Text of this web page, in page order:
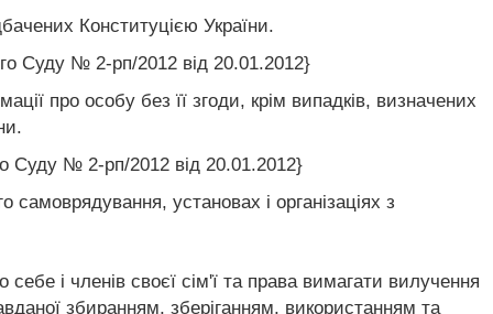
Конституцією України.
Суду № 2-рп/2012 від 20.01.2012}
про особу без її згоди, крім випадків, визначених
Суду № 2-рп/2012 від 20.01.2012}
установах і організаціях з
і членів своєї сім'ї та права вимагати вилучення
збиранням, зберіганням, використанням та